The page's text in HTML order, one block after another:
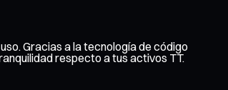
Gracias a la tecnología de código
respecto a tus activos TT.